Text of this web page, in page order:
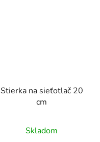
Stierka na sieťotlač 20
cm
hodnotenie
Skladom